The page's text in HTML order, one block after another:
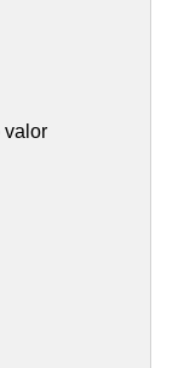
valor